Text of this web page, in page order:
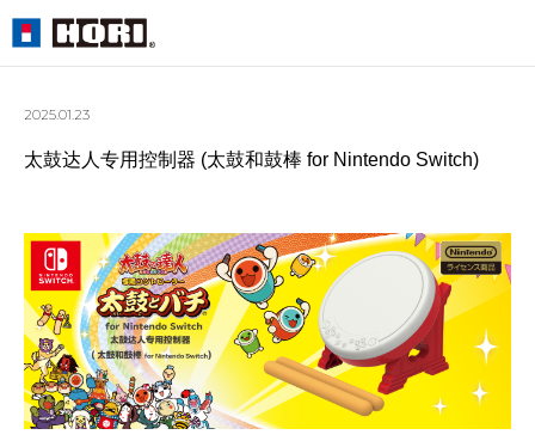
2025.01.23
太鼓达人专用控制器 (太鼓和鼓棒 for Nintendo Switch)